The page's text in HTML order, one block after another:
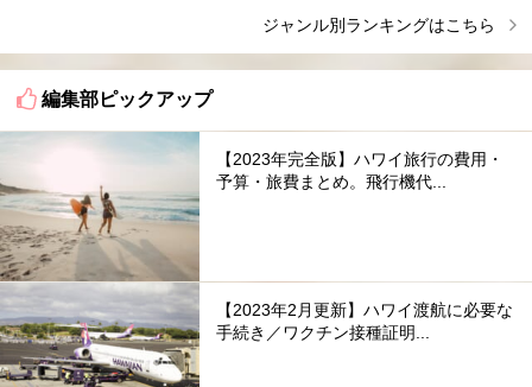
ジャンル別ランキングはこちら
編集部ピックアップ
【2023年完全版】ハワイ旅行の費用・
予算・旅費まとめ。飛行機代...
【2023年2月更新】ハワイ渡航に必要な
手続き／ワクチン接種証明...